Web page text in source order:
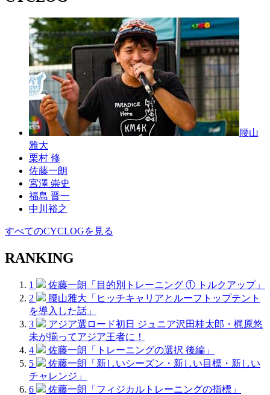
腰山
雅大
栗村 修
佐藤一朗
宮澤 崇史
福島 晋一
中川裕之
すべてのCYCLOGを見る
RANKING
1
佐藤一朗「目的別トレーニング ① トルクアップ」
2
腰山雅大「ヒッチキャリアとルーフトップテント
を導入した話」
3
アジア選ロード初日 ジュニア沢田桂太郎・梶原悠
未が揃ってアジア王者に！
4
佐藤一朗「トレーニングの選択 後編」
5
佐藤一朗「新しいシーズン・新しい目標・新しい
チャレンジ」
6
佐藤一朗「フィジカルトレーニングの指標」